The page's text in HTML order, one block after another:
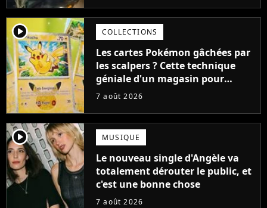
player2 COLLECTIONS
Les cartes Pokémon gâchées par
les scalpers ? Cette technique
géniale d'un magasin pour
ruiner les revendeurs
7 août 2026
player2 MUSIQUE
Le nouveau single d'Angèle va
totalement dérouter le public, et
c'est une bonne chose
7 août 2026